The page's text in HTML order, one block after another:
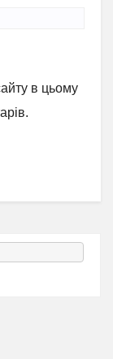
в цьому